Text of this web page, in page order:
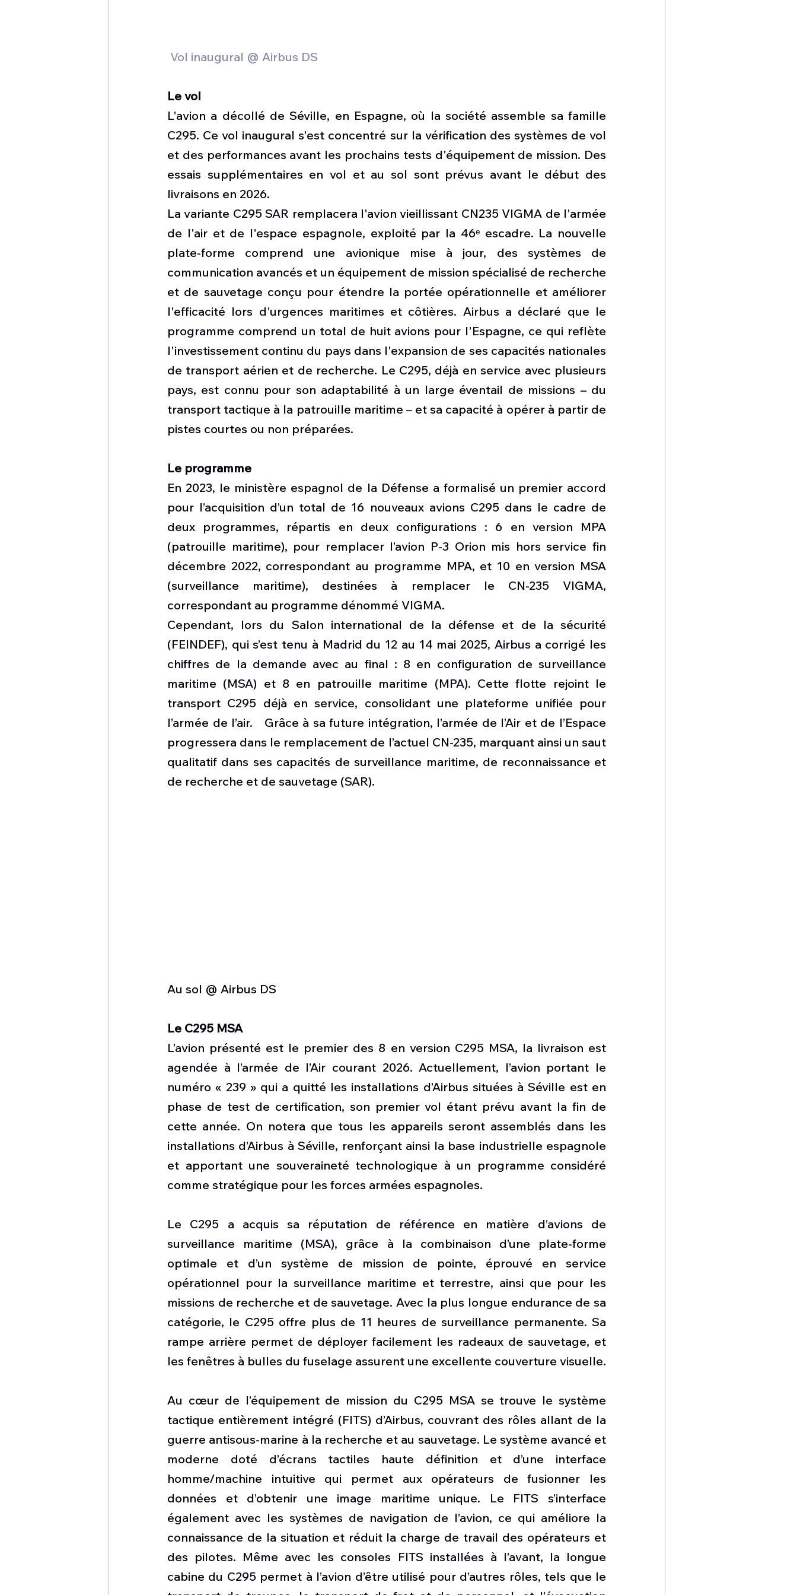
Vol inaugural @ Airbus DS
Le vol
L'avion a décollé de Séville, en Espagne, où la société assemble sa famille
C295. Ce vol inaugural s'est concentré sur la vérification des systèmes de vol
et des performances avant les prochains tests d'équipement de mission. Des
essais supplémentaires en vol et au sol sont prévus avant le début des
livraisons en 2026.
La variante C295 SAR remplacera l'avion vieillissant CN235 VIGMA de l'armée
de l'air et de l'espace espagnole, exploité par la 46ᵉ escadre. La nouvelle
plate-forme comprend une avionique mise à jour, des systèmes de
communication avancés et un équipement de mission spécialisé de recherche
et de sauvetage conçu pour étendre la portée opérationnelle et améliorer
l'efficacité lors d'urgences maritimes et côtières. Airbus a déclaré que le
programme comprend un total de huit avions pour l'Espagne, ce qui reflète
l'investissement continu du pays dans l'expansion de ses capacités nationales
de transport aérien et de recherche. Le C295, déjà en service avec plusieurs
pays, est connu pour son adaptabilité à un large éventail de missions – du
transport tactique à la patrouille maritime – et sa capacité à opérer à partir de
pistes courtes ou non préparées.
Le programme
En 2023, le ministère espagnol de la Défense a formalisé un premier accord
pour l’acquisition d’un total de 16 nouveaux avions C295 dans le cadre de
deux programmes, répartis en deux configurations : 6 en version MPA
(patrouille maritime), pour remplacer l’avion P-3 Orion mis hors service fin
décembre 2022, correspondant au programme MPA, et 10 en version MSA
(surveillance maritime), destinées à remplacer le CN-235 VIGMA,
correspondant au programme dénommé VIGMA.
Cependant, lors du Salon international de la défense et de la sécurité
(FEINDEF), qui s’est tenu à Madrid du 12 au 14 mai 2025, Airbus a corrigé les
chiffres de la demande avec au final : 8 en configuration de surveillance
maritime (MSA) et 8 en patrouille maritime (MPA). Cette flotte rejoint le
transport C295 déjà en service, consolidant une plateforme unifiée pour
l’armée de l’air.   Grâce à sa future intégration, l’armée de l’Air et de l’Espace
progressera dans le remplacement de l’actuel CN-235, marquant ainsi un saut
qualitatif dans ses capacités de surveillance maritime, de reconnaissance et
de recherche et de sauvetage (SAR).
Au sol @ Airbus DS
Le C295 MSA
L’avion présenté est le premier des 8 en version C295 MSA, la livraison est
agendée à l’armée de l’Air courant 2026. Actuellement, l’avion portant le
numéro « 239 » qui a quitté les installations d’Airbus situées à Séville est en
phase de test de certification, son premier vol étant prévu avant la fin de
cette année. On notera que tous les appareils seront assemblés dans les
installations d’Airbus à Séville, renforçant ainsi la base industrielle espagnole
et apportant une souveraineté technologique à un programme considéré
comme stratégique pour les forces armées espagnoles.
Le C295 a acquis sa réputation de référence en matière d’avions de
surveillance maritime (MSA), grâce à la combinaison d’une plate-forme
optimale et d’un système de mission de pointe, éprouvé en service
opérationnel pour la surveillance maritime et terrestre, ainsi que pour les
missions de recherche et de sauvetage. Avec la plus longue endurance de sa
catégorie, le C295 offre plus de 11 heures de surveillance permanente. Sa
rampe arrière permet de déployer facilement les radeaux de sauvetage, et
les fenêtres à bulles du fuselage assurent une excellente couverture visuelle.
Au cœur de l’équipement de mission du C295 MSA se trouve le système
tactique entièrement intégré (FITS) d’Airbus, couvrant des rôles allant de la
guerre antisous-marine à la recherche et au sauvetage. Le système avancé et
moderne doté d’écrans tactiles haute définition et d’une interface
homme/machine intuitive qui permet aux opérateurs de fusionner les
données et d’obtenir une image maritime unique. Le FITS s’interface
également avec les systèmes de navigation de l’avion, ce qui améliore la
connaissance de la situation et réduit la charge de travail des opérateurs et
des pilotes. Même avec les consoles FITS installées à l’avant, la longue
cabine du C295 permet à l’avion d’être utilisé pour d’autres rôles, tels que le